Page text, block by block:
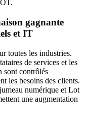
gagnante
et IT
toutes les industries.
de services et les
sont contrôlés
les besoins des clients.
numérique et Lot
une augmentation